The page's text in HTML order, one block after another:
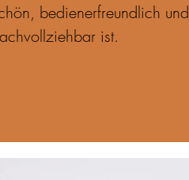
bedienerfreundlich und
ist.